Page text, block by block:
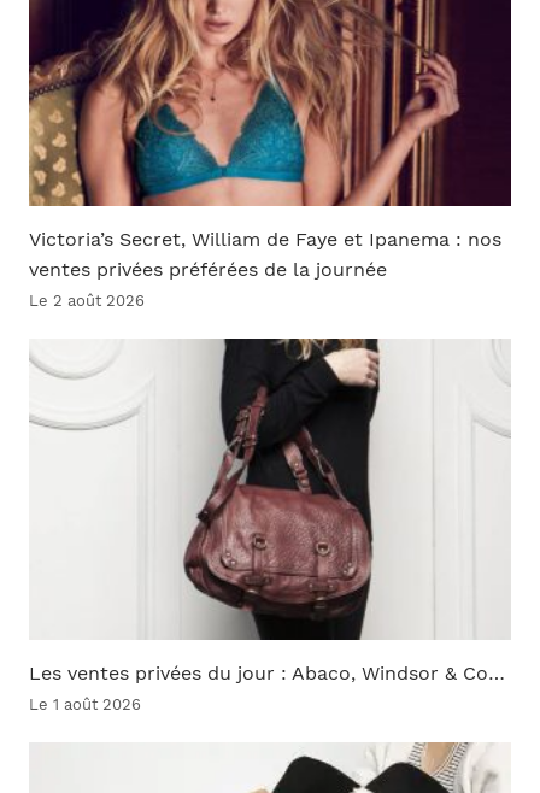
Victoria’s Secret, William de Faye et Ipanema : nos
ventes privées préférées de la journée
Le 2 août 2026
Les ventes privées du jour : Abaco, Windsor & Co…
Le 1 août 2026